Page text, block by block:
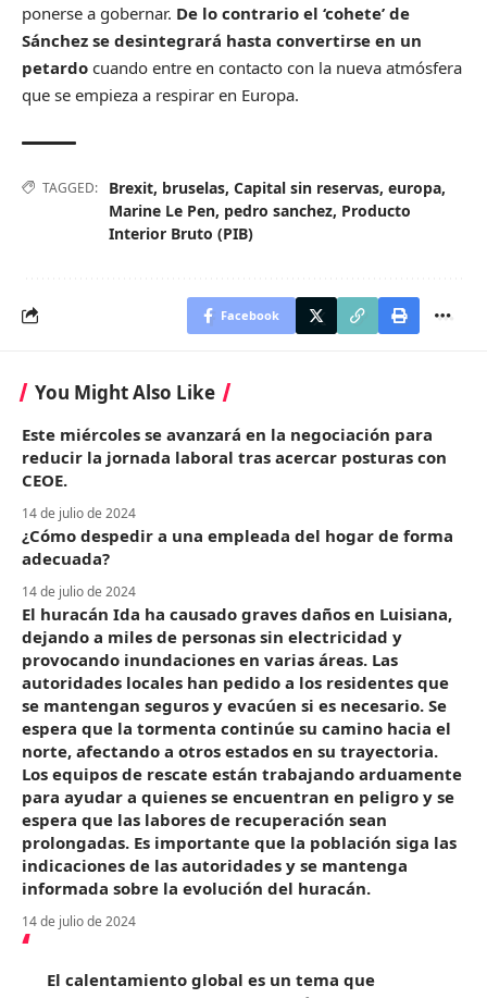
ponerse a gobernar. De lo contrario el ‘cohete’ de
Sánchez se desintegrará hasta convertirse en un
petardo cuando entre en contacto con la nueva atmósfera
que se empieza a respirar en Europa.
TAGGED: Brexit, bruselas, Capital sin reservas, europa,
Marine Le Pen, pedro sanchez, Producto
Interior Bruto (PIB)
Facebook
You Might Also Like
Este miércoles se avanzará en la negociación para
reducir la jornada laboral tras acercar posturas con
CEOE.
14 de julio de 2024
¿Cómo despedir a una empleada del hogar de forma
adecuada?
14 de julio de 2024
El huracán Ida ha causado graves daños en Luisiana,
dejando a miles de personas sin electricidad y
provocando inundaciones en varias áreas. Las
autoridades locales han pedido a los residentes que
se mantengan seguros y evacúen si es necesario. Se
espera que la tormenta continúe su camino hacia el
norte, afectando a otros estados en su trayectoria.
Los equipos de rescate están trabajando arduamente
para ayudar a quienes se encuentran en peligro y se
espera que las labores de recuperación sean
prolongadas. Es importante que la población siga las
indicaciones de las autoridades y se mantenga
informada sobre la evolución del huracán.
14 de julio de 2024
El calentamiento global es un tema que